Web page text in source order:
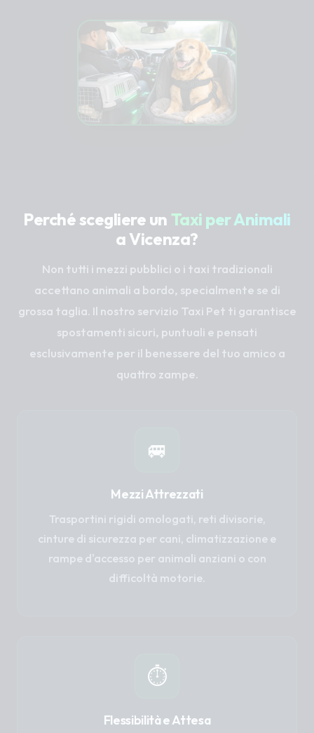
Perché scegliere un Taxi per Animali
a Vicenza?
Non tutti i mezzi pubblici o i taxi tradizionali
accettano animali a bordo, specialmente se di
grossa taglia. Il nostro servizio Taxi Pet ti garantisce
spostamenti sicuri, puntuali e pensati
esclusivamente per il benessere del tuo amico a
quattro zampe.
🚐
Mezzi Attrezzati
Trasportini rigidi omologati, reti divisorie,
cinture di sicurezza per cani, climatizzazione e
rampe d'accesso per animali anziani o con
difficoltà motorie.
⏱️
Flessibilità e Attesa